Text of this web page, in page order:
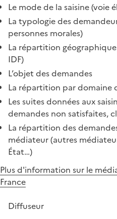
Le mode de la saisine
La typologie des
personnes morales)
La répartition
IDF)
L’objet des demandes
La répartition par domaine
Les suites données aux
demandes non satisfaites,
La répartition des
médiateur (autres
État…)
Plus d'information sur le
France
Diffuseur